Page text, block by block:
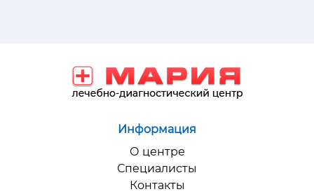
Информация
О центре
Специалисты
Контакты